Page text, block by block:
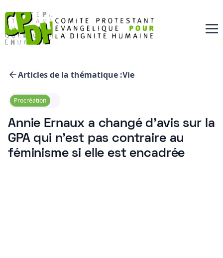
Articles de la thématique :Vie
Procréation
Annie Ernaux a changé d’avis sur la
GPA qui n’est pas contraire au
féminisme si elle est encadrée